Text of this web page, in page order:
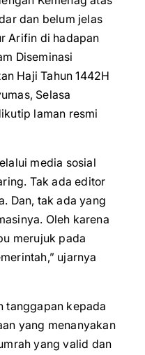
dan belum jelas
Arifin di hadapan
Diseminasi
Haji Tahun 1442H
Selasa
laman resmi
media sosial
Tak ada editor
Dan, tak ada yang
Oleh karena
merujuk pada
ujarnya
tanggapan kepada
yang menanyakan
yang valid dan